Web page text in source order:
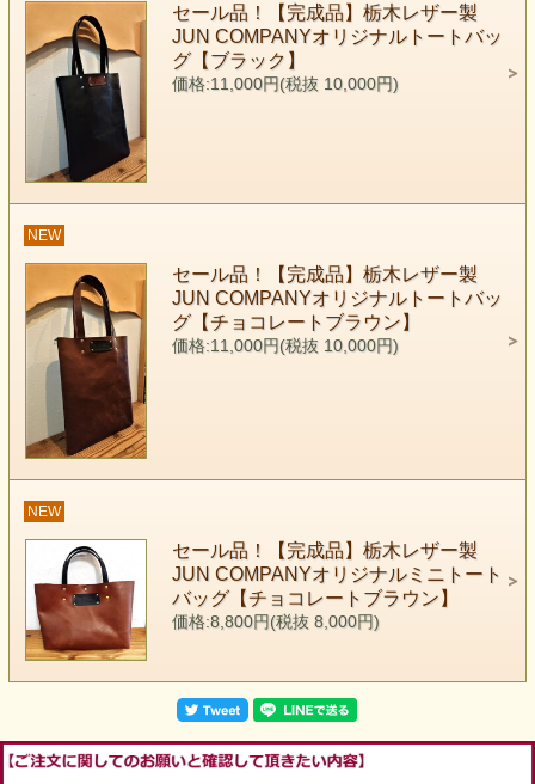
セール品！【完成品】栃木レザー製
JUN COMPANYオリジナルトートバッ
グ【ブラック】
価格:11,000円(税抜 10,000円)
NEW
セール品！【完成品】栃木レザー製
JUN COMPANYオリジナルトートバッ
グ【チョコレートブラウン】
価格:11,000円(税抜 10,000円)
NEW
セール品！【完成品】栃木レザー製
JUN COMPANYオリジナルミニトート
バッグ【チョコレートブラウン】
価格:8,800円(税抜 8,000円)